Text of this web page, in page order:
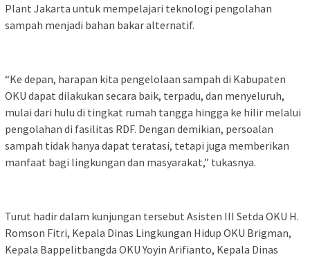
Plant Jakarta untuk mempelajari teknologi pengolahan
sampah menjadi bahan bakar alternatif.
“Ke depan, harapan kita pengelolaan sampah di Kabupaten
OKU dapat dilakukan secara baik, terpadu, dan menyeluruh,
mulai dari hulu di tingkat rumah tangga hingga ke hilir melalui
pengolahan di fasilitas RDF. Dengan demikian, persoalan
sampah tidak hanya dapat teratasi, tetapi juga memberikan
manfaat bagi lingkungan dan masyarakat,” tukasnya.
Turut hadir dalam kunjungan tersebut Asisten III Setda OKU H.
Romson Fitri, Kepala Dinas Lingkungan Hidup OKU Brigman,
Kepala Bappelitbangda OKU Yoyin Arifianto, Kepala Dinas